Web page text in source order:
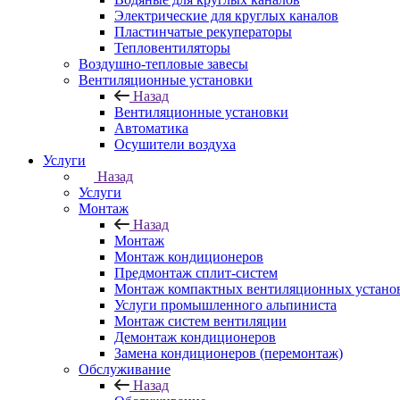
Электрические для круглых каналов
Пластинчатые рекуператоры
Тепловентиляторы
Воздушно-тепловые завесы
Вентиляционные установки
Назад
Вентиляционные установки
Автоматика
Осушители воздуха
Услуги
Назад
Услуги
Монтаж
Назад
Монтаж
Монтаж кондиционеров
Предмонтаж сплит-систем
Монтаж компактных вентиляционных
Услуги промышленного альпиниста
Монтаж систем вентиляции
Демонтаж кондиционеров
Замена кондиционеров (перемонтаж)
Обслуживание
Назад